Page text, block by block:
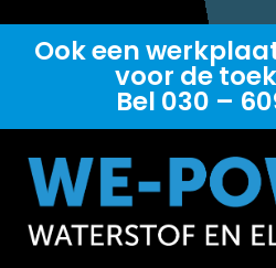
Ook een
voor de
Bel 030 –